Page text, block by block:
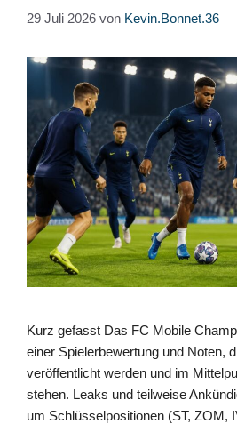
29 Juli 2026 von Kevin.Bonnet.36
Kurz gefasst Das FC Mobile
einer Spielerbewertung und Noten,
veröffentlicht werden und im
stehen. Leaks und teilweise
um Schlüsselpositionen (ST, ZOM,